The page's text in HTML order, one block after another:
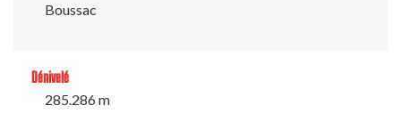
Boussac
Dénivelé
285.286 m